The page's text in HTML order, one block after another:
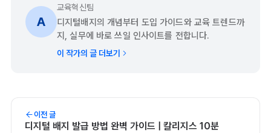
A
교육혁신팀
디지털배지의 개념부터 도입 가이드와 교육 트렌드까
지, 실무에 바로 쓰일 인사이트를 전합니다.
이 작가의 글 더보기
이전 글
디지털 배지 발급 방법 완벽 가이드 | 칼리지스 10분